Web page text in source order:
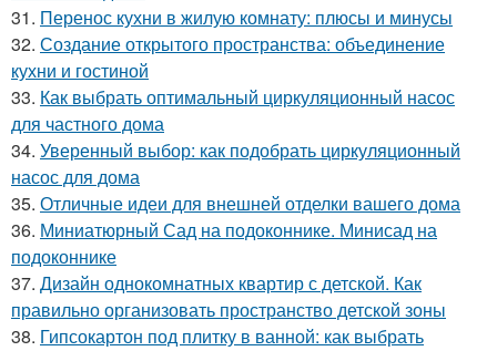
31. Перенос кухни в жилую комнату: плюсы и минусы
32. Создание открытого пространства: объединение
кухни и гостиной
33. Как выбрать оптимальный циркуляционный насос
для частного дома
34. Уверенный выбор: как подобрать циркуляционный
насос для дома
35. Отличные идеи для внешней отделки вашего дома
36. Миниатюрный Сад на подоконнике. Минисад на
подоконнике
37. Дизайн однокомнатных квартир с детской. Как
правильно организовать пространство детской зоны
38. Гипсокартон под плитку в ванной: как выбрать